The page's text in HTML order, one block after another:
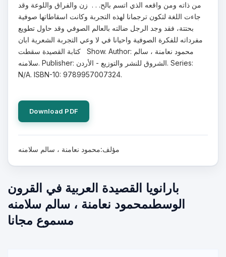
من ذاته ومن واقعه الذي اتسم بالح. . . زن والفراق واللوعة وقد
جاءت اللغة لتكون ترجمانا لهذه التجربة وكانت اسقاطاتها صوفية
بحتتة، فقد وجد الرجل ضالته بالعالم الصوفي وقد حاول تطويع
مفرداته للفكرة الصوفية واحيانا في لا وعي التجربة الشعرية ابان
كتابة القصيدة سقطت Show. Author: محمود نعامنة ، سالم
سلامنه. Publisher: الشروق للنشر والتوزيع - الأردن. Series:
N/A. ISBN-10: 9789957007324.
Download PDF
مؤلف:محمود نعامنة ، سالم سلامنه
بارانويا القصيدة العربية في القرون
الوسطىمحمود نعامنة ، سالم سلامنه
مسموع مجانا